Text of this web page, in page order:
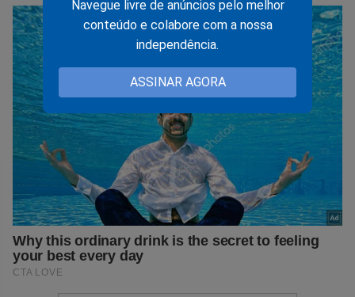
Navegue livre de anúncios pelo melhor
conteúdo e colabore com a nossa
independência.
ASSINAR AGORA